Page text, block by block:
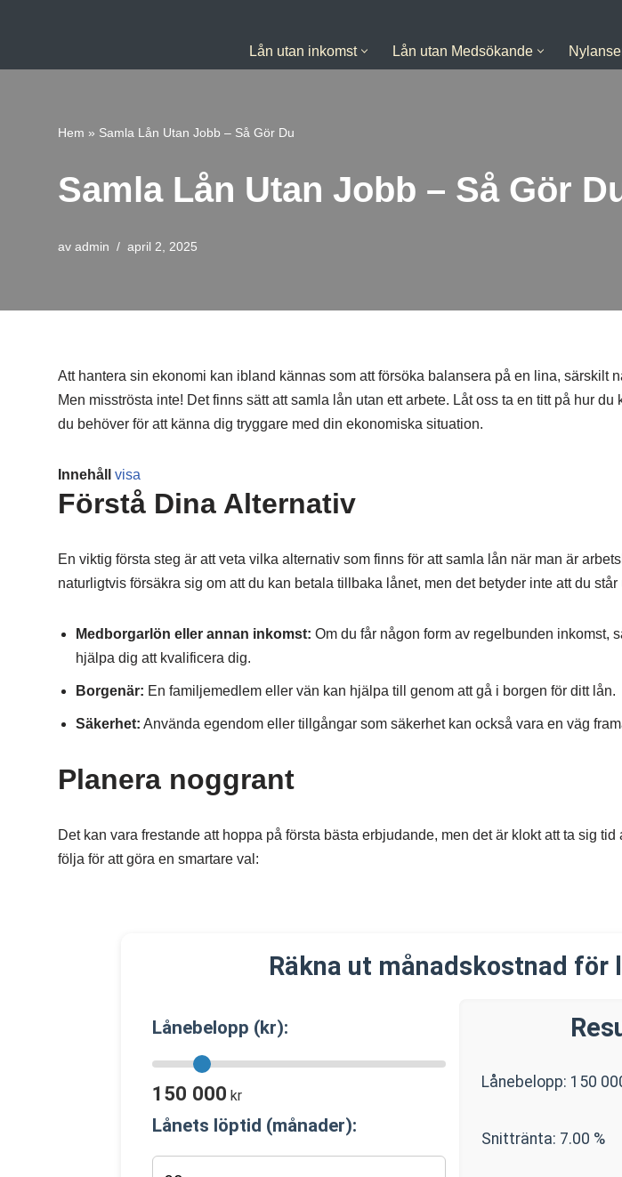
till
Lån utan inkomst Lån utan Medsökande
Hem » Samla Lån Utan Jobb – Så Gör Du
Samla Lån Utan Jobb – Så Gör
av admin april 2, 2025
Att hantera sin ekonomi kan ibland kännas som att försöka balansera på en lina, särskilt
Men misströsta inte! Det finns sätt att samla lån utan ett arbete. Låt oss ta en titt på hur
du behöver för att känna dig tryggare med din ekonomiska situation.
Innehåll visa
Förstå Dina Alternativ
En viktig första steg är att veta vilka alternativ som finns för att samla lån när man är
naturligtvis försäkra sig om att du kan betala tillbaka lånet, men det betyder inte att du står
Medborgarlön eller annan inkomst: Om du får någon form av regelbunden inkomst,
hjälpa dig att kvalificera dig.
Borgenär: En familjemedlem eller vän kan hjälpa till genom att gå i borgen för ditt lån.
Säkerhet: Använda egendom eller tillgångar som säkerhet kan också vara en väg
Planera noggrant
Det kan vara frestande att hoppa på första bästa erbjudande, men det är klokt att ta sig
följa för att göra en smartare val:
Räkna ut månadskostnad för
Lånebelopp (kr):
150 000 kr
Lånets löptid (månader):
Lånebelopp: 150
Snittränta: 7.00 %